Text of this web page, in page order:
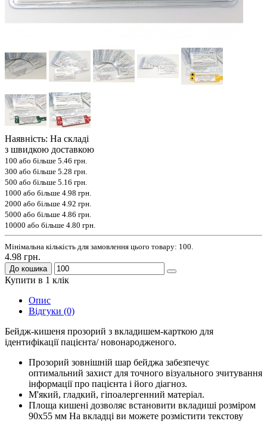
Наявність: На складі
з швидкою доставкою
100 або більше 5.46 грн.
300 або більше 5.28 грн.
500 або більше 5.16 грн.
1000 або більше 4.98 грн.
2000 або більше 4.92 грн.
5000 або більше 4.86 грн.
10000 або більше 4.80 грн.
Мінімальна кількість для замовлення цього товару: 100.
4.98 грн.
До кошика
Купити в 1 клік
Опис
Відгуки (0)
Бейдж-кишеня прозорий з вкладишем-карткою для
ідентифікації пацієнта/ новонародженого.
Прозорий зовнішній шар бейджа забезпечує
оптимальний захист для точного візуального зчитування
інформації про пацієнта і його діагноз.
М'який, гладкий, гіпоалергенний матеріал.
Площа кишені дозволяє встановити вкладиші розміром
90х55 мм На вкладці ви можете розмістити текстову